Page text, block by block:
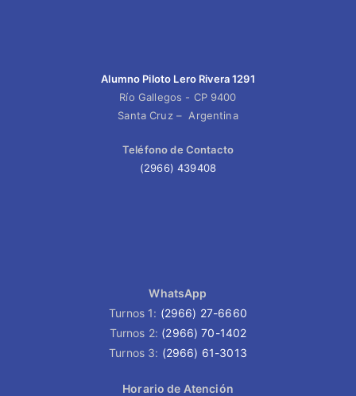
Alumno Piloto Lero Rivera 1291
Río Gallegos - CP 9400
Santa Cruz – Argentina
Teléfono de Contacto
(2966) 439408
WhatsApp
Turnos 1: (2966) 27-6660
Turnos 2: (2966) 70-1402
Turnos 3: (2966) 61-3013
Horario de Atención